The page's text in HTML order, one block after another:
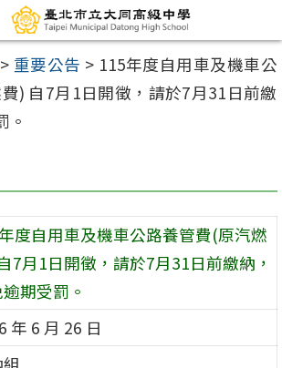
> 重要公告 > 115年度自用車及機車公
) 自7月1日開徵，請於7月31日前繳
。
度自用車及機車公路養管費(原汽燃
7月1日開徵，請於7月31日前繳納，
期受罰。
年 6 月 26 日